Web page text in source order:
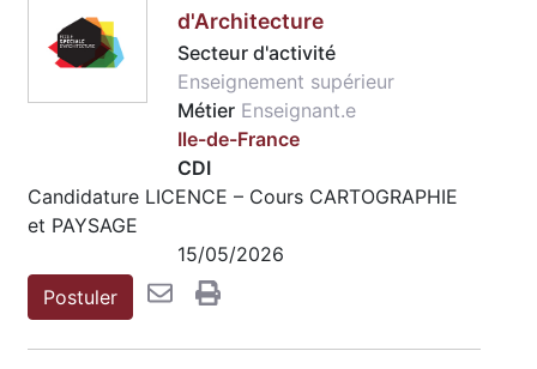
d'Architecture
Secteur d'activité
Enseignement supérieur
Métier Enseignant.e
Ile-de-France
CDI
Candidature LICENCE – Cours CARTOGRAPHIE
et PAYSAGE
15/05/2026
Postuler